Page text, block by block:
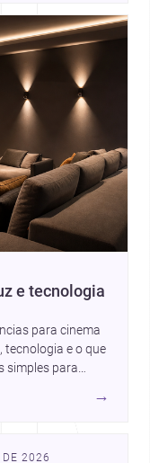
e tecnologia
para cinema
tecnologia e o que
simples para
→
2026